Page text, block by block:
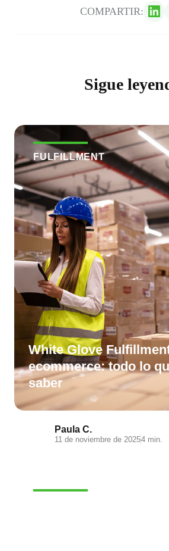
COMPARTIR:
Sigue
FULFILLMENT
White Glove
ecommerce: todo lo
saber
Paula C.
11 de noviembre de 20254 min.